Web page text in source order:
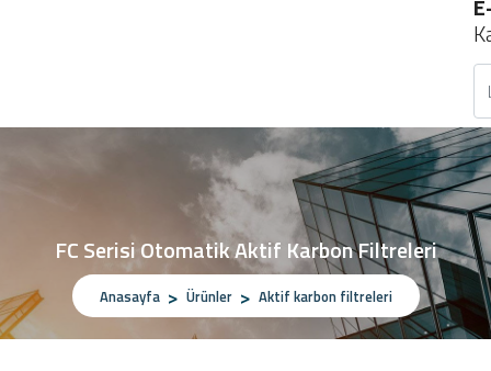
FC Serisi Otomatik Aktif Karbon Filtreleri
Anasayfa Ürünler Aktif karbon filtreleri